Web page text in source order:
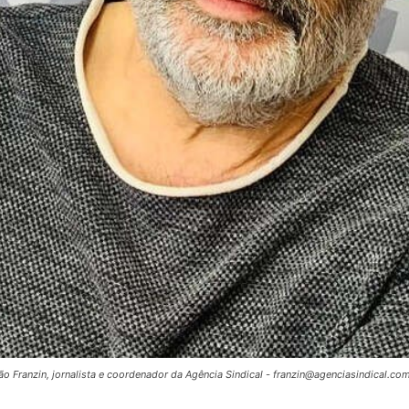
Franzin, jornalista e coordenador da Agência Sindical -